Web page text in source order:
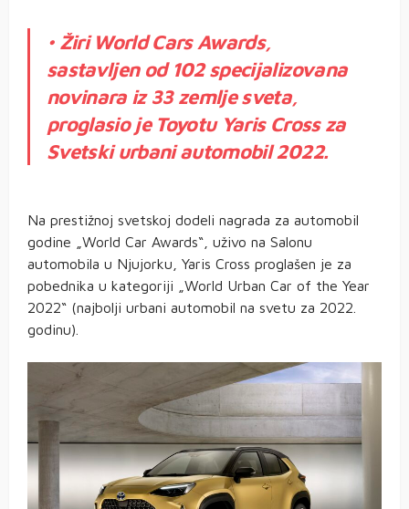
• Žiri World Cars Awards,
sastavljen od 102 specijalizovana
novinara iz 33 zemlje sveta,
proglasio je Toyotu Yaris Cross za
Svetski urbani automobil 2022.
Na prestižnoj svetskoj dodeli nagrada za automobil
godine „World Car Awards“, uživo na Salonu
automobila u Njujorku, Yaris Cross proglašen je za
pobednika u kategoriji „World Urban Car of the Year
2022“ (najbolji urbani automobil na svetu za 2022.
godinu).